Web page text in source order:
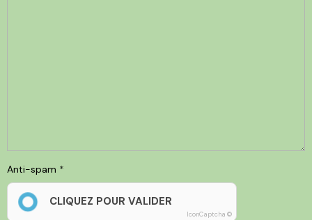
Anti-spam
CLIQUEZ POUR VALIDER
IconCaptcha ©